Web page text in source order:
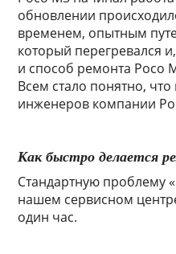
обновлении
временем, опытным
который перегревался
и способ ремонта Poco
Всем стало понятно,
инженеров компании
Как быстро делается
Стандартную проблему
нашем сервисном
один час.